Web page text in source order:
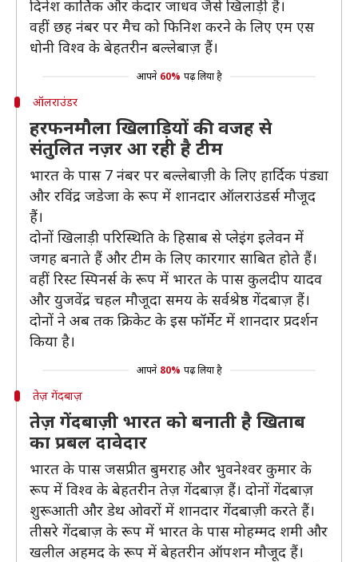
दिनेश कार्तिक और केदार जाधव जैसे खिलाड़ी हैं।
वहीं छह नंबर पर मैच को फिनिश करने के लिए एम एस
धोनी विश्व के बेहतरीन बल्लेबाज़ हैं।
आपने 60% पढ़ लिया है
ऑलराउंडर
हरफनमौला खिलाड़ियों की वजह से
संतुलित नज़र आ रही है टीम
भारत के पास 7 नंबर पर बल्लेबाज़ी के लिए हार्दिक पंड्या
और रविंद्र जडेजा के रूप में शानदार ऑलराउंडर्स मौजूद
हैं।
दोनों खिलाड़ी परिस्थिति के हिसाब से प्लेइंग इलेवन में
जगह बनाते हैं और टीम के लिए कारगार साबित होते हैं।
वहीं रिस्ट स्पिनर्स के रूप में भारत के पास कुलदीप यादव
और युजवेंद्र चहल मौजूदा समय के सर्वश्रेष्ठ गेंदबाज़ हैं।
दोनों ने अब तक क्रिकेट के इस फॉर्मेट में शानदार प्रदर्शन
किया है।
आपने 80% पढ़ लिया है
तेज़ गेंदबाज़
तेज़ गेंदबाज़ी भारत को बनाती है खिताब
का प्रबल दावेदार
भारत के पास जसप्रीत बुमराह और भुवनेश्वर कुमार के
रूप में विश्व के बेहतरीन तेज़ गेंदबाज़ हैं। दोनों गेंदबाज़
शुरूआती और डेथ ओवरों में शानदार गेंदबाज़ी करते हैं।
तीसरे गेंदबाज़ के रूप में भारत के पास मोहम्मद शमी और
खलील अहमद के रूप में बेहतरीन ऑपशन मौजूद हैं।